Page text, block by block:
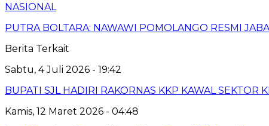
NASIONAL
PUTRA BOLTARA: NAWAWI POMOLANGO RESMI
Berita Terkait
Sabtu, 4 Juli 2026 - 19:42
BUPATI SJL HADIRI RAKORNAS KKP KAWAL SEKTOR
Kamis, 12 Maret 2026 - 04:48